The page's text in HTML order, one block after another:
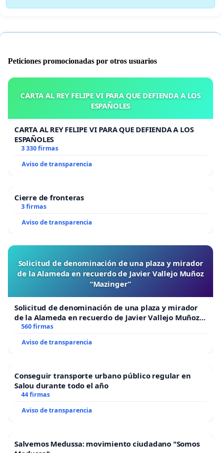
Peticiones promocionadas por otros usuarios
CARTA AL REY FELIPE VI PARA QUE DEFIENDA A LOS
ESPAÑOLES
CARTA AL REY FELIPE VI PARA QUE DEFIENDA A LOS
ESPAÑOLES
3 330 firmas
Aviso de transparencia
Cierre de fronteras
3 firmas
Aviso de transparencia
Solicitud de denominación de una plaza y mirador
de la Alameda en recuerdo de Javier Vallejo Muñoz
“Mazinger”
Solicitud de denominación de una plaza y mirador
de la Alameda en recuerdo de Javier Vallejo Muñoz
“Mazinger”
560 firmas
Aviso de transparencia
Conseguir transporte urbano público regular en
Salou durante todo el año
44 firmas
Aviso de transparencia
Salvemos Medussa: movimiento ciudadano "Somos